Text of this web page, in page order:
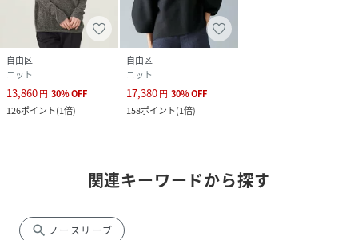
自由区
ニット
13,860円 30%OFF
126ポイント(1倍)
自由区
ニット
17,380円 30%OFF
158ポイント(1倍)
関連キーワードから探す
search ノースリーブ